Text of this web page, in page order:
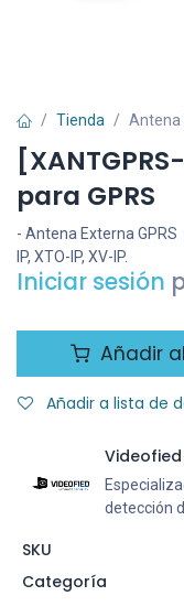
Tienda Antena
para GPRS
- Antena Externa
IP, XTO-IP, XV-IP.
Iniciar sesión
Añadir
Añadir a lista de
Videofied
detección
SKU
Categoría